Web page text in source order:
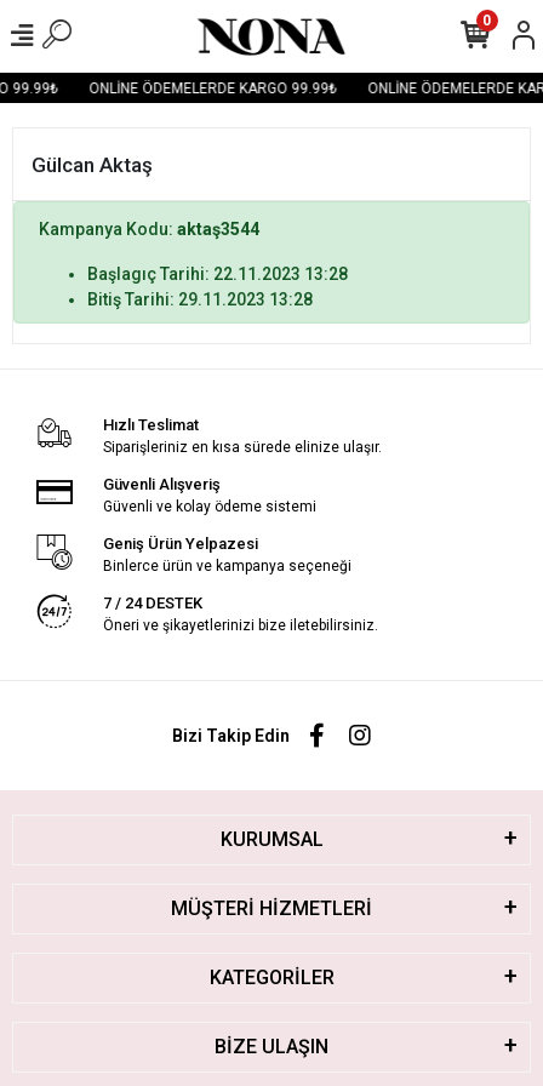
99.99₺ ONLİNE ÖDEMELERDE KARGO 99.99₺ ONLİNE ÖDEMELERDE
0
Gülcan Aktaş
Kampanya Kodu: aktaş3544
Başlagıç Tarihi: 22.11.2023 13:28
Bitiş Tarihi: 29.11.2023 13:28
Hızlı Teslimat
Siparişleriniz en kısa sürede elinize ulaşır.
Güvenli Alışveriş
Güvenli ve kolay ödeme sistemi
Geniş Ürün Yelpazesi
Binlerce ürün ve kampanya seçeneği
7 / 24 DESTEK
Öneri ve şikayetlerinizi bize iletebilirsiniz.
Bizi Takip Edin
KURUMSAL
MÜŞTERİ HİZMETLERİ
KATEGORİLER
BİZE ULAŞIN